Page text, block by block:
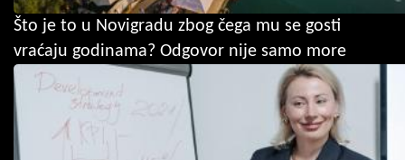
Što je to u Novigradu zbog čega mu se gosti
vraćaju godinama? Odgovor nije samo more